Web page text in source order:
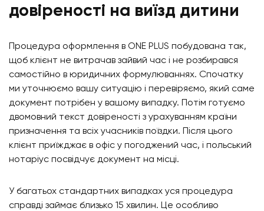
довіреності на виїзд дитини
Процедура оформлення в ONE PLUS побудована так,
щоб клієнт не витрачав зайвий час і не розбирався
самостійно в юридичних формулюваннях. Спочатку
ми уточнюємо вашу ситуацію і перевіряємо, який саме
документ потрібен у вашому випадку. Потім готуємо
двомовний текст довіреності з урахуванням країни
призначення та всіх учасників поїздки. Після цього
клієнт приїжджає в офіс у погоджений час, і польський
нотаріус посвідчує документ на місці.
У багатьох стандартних випадках уся процедура
справді займає близько 15 хвилин. Це особливо